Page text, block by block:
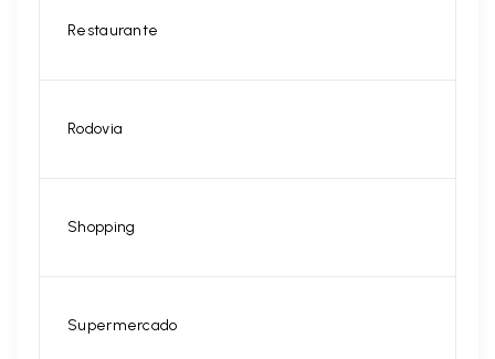
Restaurante
Rodovia
Shopping
Supermercado